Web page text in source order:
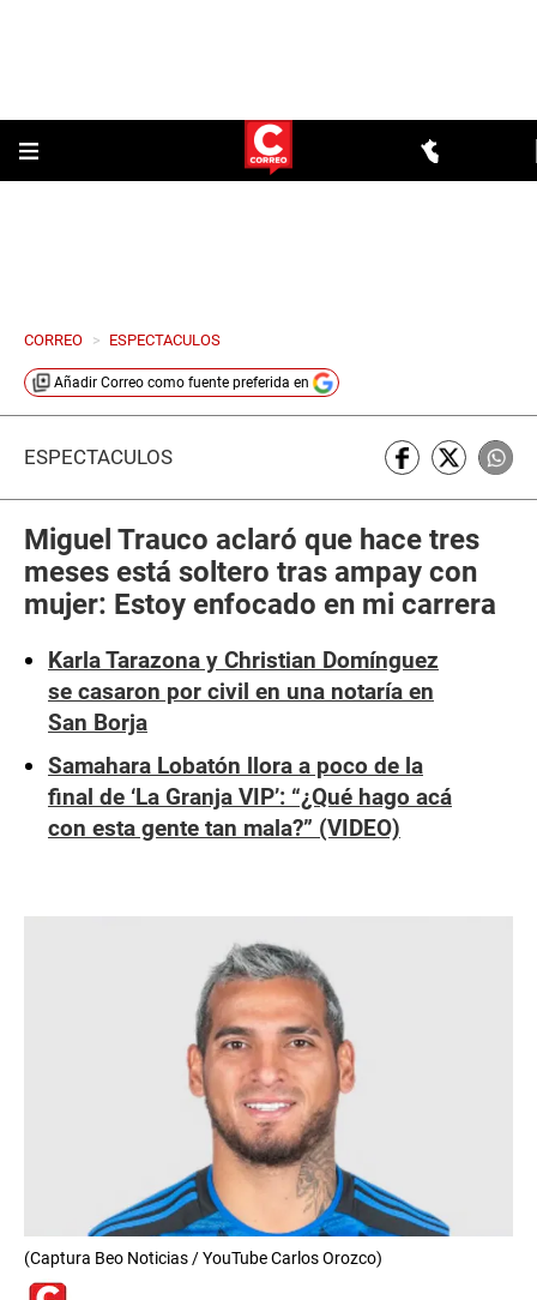
CORREO > ESPECTACULOS
Añadir Correo como fuente preferida en
ESPECTÁCULOS
Miguel Trauco aclaró que hace tres
meses está soltero tras ampay con
mujer: Estoy enfocado en mi carrera
Karla Tarazona y Christian Domínguez
se casaron por civil en una notaría en
San Borja
Samahara Lobatón llora a poco de la
final de ‘La Granja VIP’: “¿Qué hago acá
con esta gente tan mala?” (VIDEO)
(Captura Beo Noticias / YouTube Carlos Orozco)